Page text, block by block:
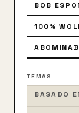
BOB
100%
TEMAS
BASADO